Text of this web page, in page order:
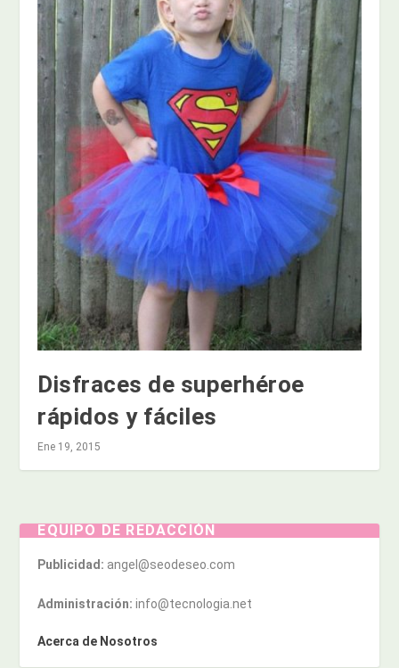
Disfraces de superhéroe
rápidos y fáciles
Ene 19, 2015
EQUIPO DE REDACCIÓN
Publicidad: angel@seodeseo.com
Administración: info@tecnologia.net
Acerca de Nosotros